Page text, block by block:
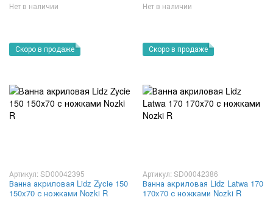
Нет в наличии Нет в наличии
Скоро в продаже
Артикул: SD00042395
Ванна акриловая Lidz Zycie 150
150x70 с ножками Nozki R
Скоро в продаже
Артикул: SD00042386
Ванна акриловая Lidz Latwa 170
170x70 с ножками Nozki R